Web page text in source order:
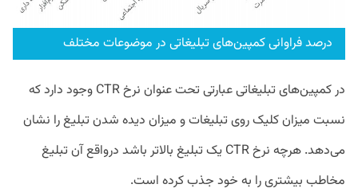
درصد فراوانی کمپین‌های تبلیغاتی در موضوعات مختلف
در کمپین‌های تبلیغاتی عبارتی تحت عنوان نرخ CTR وجود دارد که
نسبت میزان کلیک روی تبلیغات و میزان دیده شدن تبلیغ را نشان
می‌دهد. هرچه نرخ CTR یک تبلیغ بالاتر باشد درواقع آن تبلیغ
مخاطب بیشتری را به خود جذب کرده است.